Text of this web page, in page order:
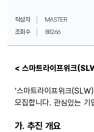
작성자 MASTER
조회수
88266
< 스마트라이프위크
‘스마트라이프위크
모집합니다. 관심있는 기
가. 추진 개요